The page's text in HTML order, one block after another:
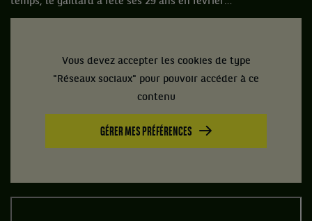
Vous devez accepter les cookies de type
"Réseaux sociaux" pour pouvoir accéder à ce
contenu
GÉRER MES PRÉFÉRENCES